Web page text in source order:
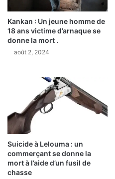
Kankan : Un jeune homme de
18 ans victime d’arnaque se
donne la mort .
août 2, 2024
Suicide à Lelouma : un
commerçant se donne la
mort à l’aide d’un fusil de
chasse